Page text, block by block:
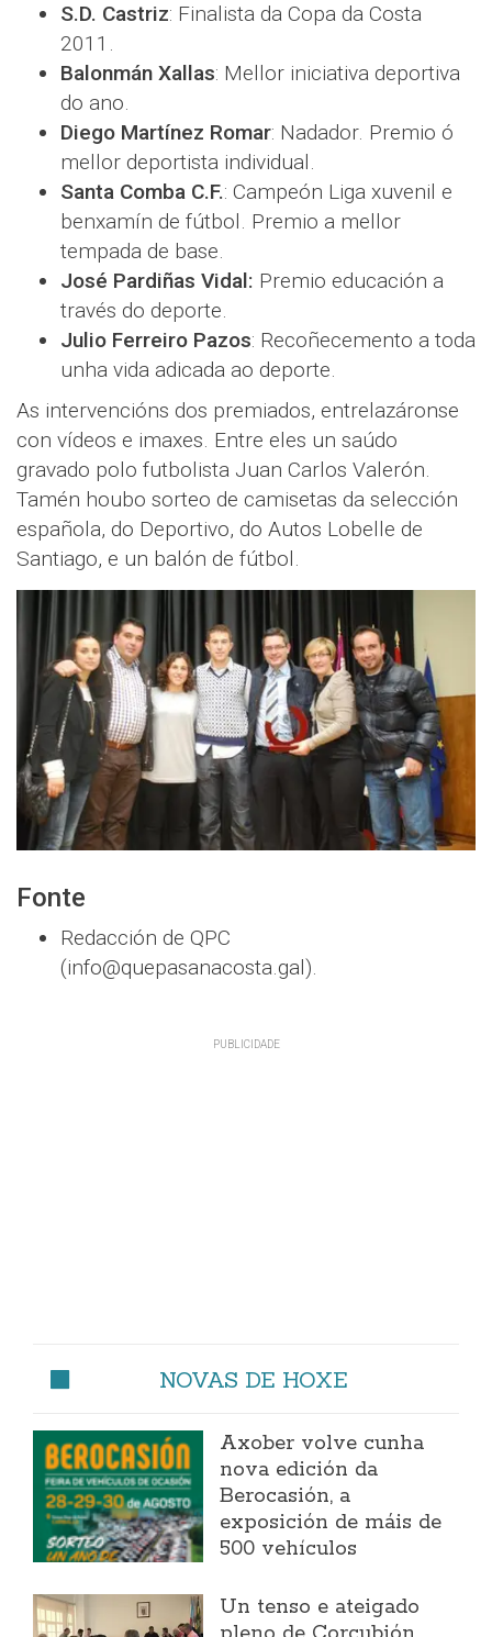
S.D. Castriz: Finalista da Copa da Costa
2011.
Balonmán Xallas: Mellor iniciativa deportiva
do ano.
Diego Martínez Romar: Nadador. Premio ó
mellor deportista individual.
Santa Comba C.F.: Campeón Liga xuvenil e
benxamín de fútbol. Premio a mellor
tempada de base.
José Pardiñas Vidal: Premio educación a
través do deporte.
Julio Ferreiro Pazos: Recoñecemento a toda
unha vida adicada ao deporte.
As intervencións dos premiados, entrelazáronse
con vídeos e imaxes. Entre eles un saúdo
gravado polo futbolista Juan Carlos Valerón.
Tamén houbo sorteo de camisetas da selección
española, do Deportivo, do Autos Lobelle de
Santiago, e un balón de fútbol.
Fonte
Redacción de QPC
(info@quepasanacosta.gal).
NOVAS DE HOXE
Axober volve cunha
nova edición da
Berocasión, a
exposición de máis de
500 vehículos
Un tenso e ateigado